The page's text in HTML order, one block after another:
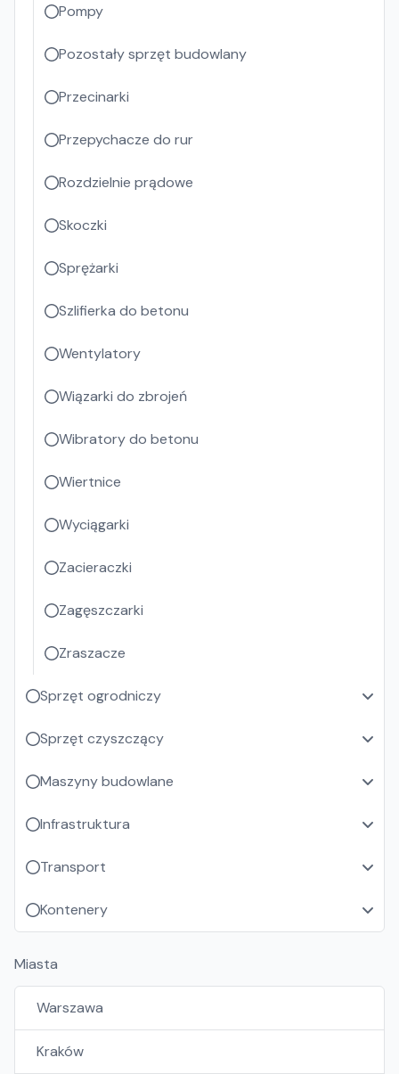
Pompy
Pozostały sprzęt budowlany
Przecinarki
Przepychacze do rur
Rozdzielnie prądowe
Skoczki
Sprężarki
Szlifierka do betonu
Wentylatory
Wiązarki do zbrojeń
Wibratory do betonu
Wiertnice
Wyciągarki
Zacieraczki
Zagęszczarki
Zraszacze
Sprzęt ogrodniczy
Sprzęt czyszczący
Maszyny budowlane
Infrastruktura
Transport
Kontenery
Miasta
Warszawa
Kraków